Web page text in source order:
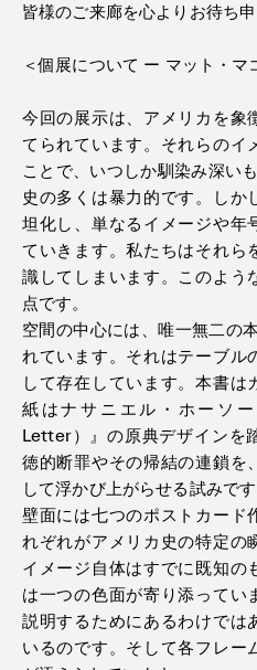
皆様のご来廊を心よりお待ち申
＜個展について ー マット・マ
今回の展示は、アメリカを象
てられています。それらのイ
ことで、いつしか馴染み深い
史の多くは暴力的です。しか
坦化し、単なるイメージや年
ていきます。私たちはそれら
識してしまいます。このよう
点です。
空間の中心には、唯一無二
れています。それはテーブル
して存在しています。本書
紙はナサニエル・ホーソ
Letter）』の原典デザインを
徳的断罪やその帰結の連鎖を
して浮かび上がらせる試みです
壁面には七つのポストカード
れぞれがアメリカ史の特定の
イメージ自体はすでに既知の
は一つの色面が寄り添ってい
説明するためにあるわけでは
いるのです。そして各フレー